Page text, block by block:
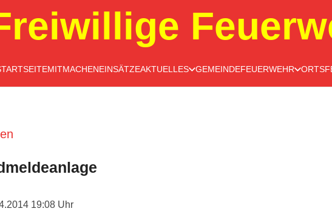
MITMACHENEINSÄTZEAKTUELLES GEMEINDEFEUERWEHR
19:08 Uhr